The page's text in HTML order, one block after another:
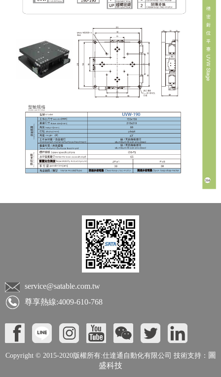
service@satable.com.tw
尊享熱線:4009-610-768
Copyright © 2015-2020版權所有:仕達通自動化有限公司 技術支持： 圖
盛科技